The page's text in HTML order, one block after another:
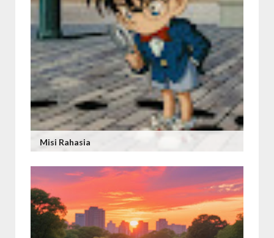
Misi Rahasia